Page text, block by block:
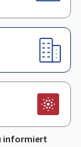
informiert